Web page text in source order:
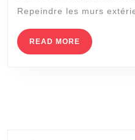
Repeindre les murs
READ MORE READ
MORE